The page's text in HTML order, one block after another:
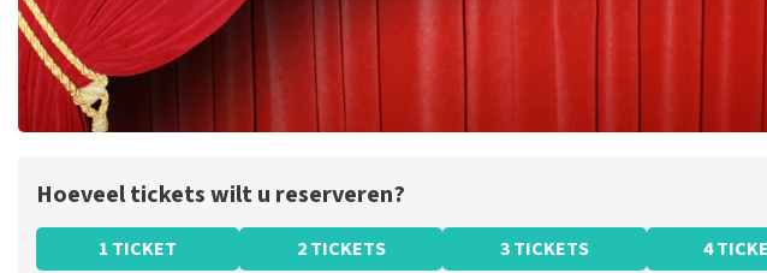
Hoeveel tickets wilt u reserveren?
1 TICKET 2 TICKETS 3 TICKETS 4